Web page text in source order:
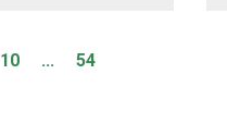
10 ... 54